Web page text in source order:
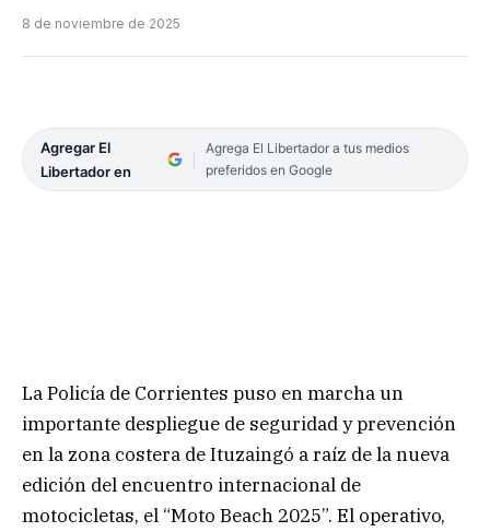
8 de noviembre de 2025
Agregar El
Libertador en
Agrega El Libertador a tus medios
preferidos en Google
La Policía de Corrientes puso en marcha un
importante despliegue de seguridad y prevención
en la zona costera de Ituzaingó a raíz de la nueva
edición del encuentro internacional de
motocicletas, el “Moto Beach 2025”. El operativo,